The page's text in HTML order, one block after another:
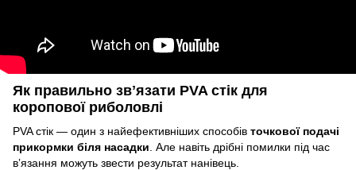
Як правильно звʼязати PVA стік для
коропової риболовлі
PVA стік — один з найефективніших способів точкової подачі
прикормки біля насадки . Але навіть дрібні помилки під час
вʼязання можуть звести результат нанівець.